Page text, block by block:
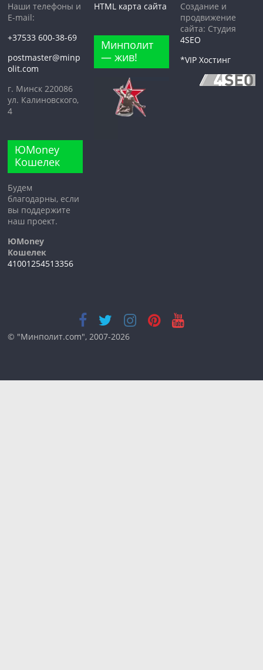
Наши телефоны и
E-mail:
+37533 600-38-69
postmaster@minp
olit.com
г. Минск 220086
ул. Калиновского,
4
ЮMoney
Кошелек
Будем
благодарны, если
вы поддержите
наш проект.
ЮMoney
Кошелек
41001254513356
HTML карта сайта
Минполит
— жив!
Создание и
продвижение
сайта: Студия
4SEO
*VIP Хостинг
© "Минполит.com", 2007-2026